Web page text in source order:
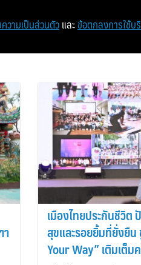
หน้าแรก ท่องเที่ยว
เมืองไทยประกันชีวิ
สุขและรอยยิ้มที่ยั่งยื
Your Way” เติมเต็
วามเป็นส่วนตัว และ ข้อตกลงการใช้บ